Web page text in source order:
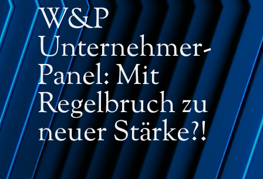
W&P
Unternehmer-
Panel: Mit
Regelbruch zu
neuer Stärke?!